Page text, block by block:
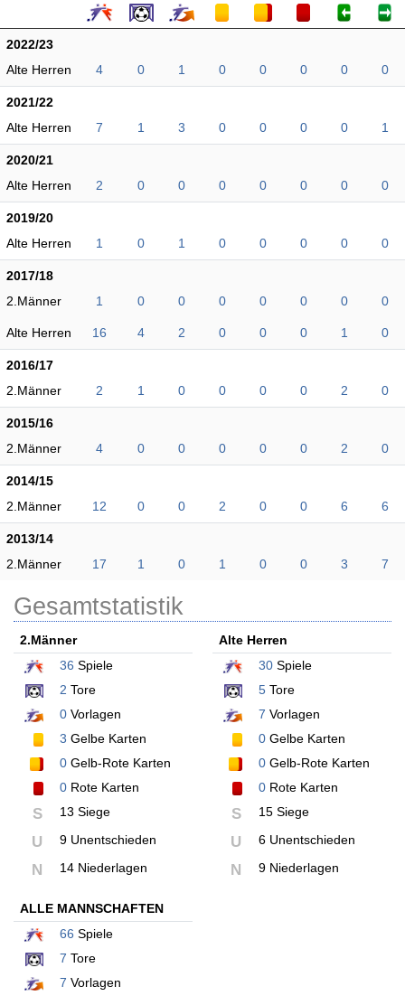
2022/23
Alte Herren
4 0 1 0 0 0 0 0
2021/22
Alte Herren
7 1 3 0 0 0 0 1
2020/21
Alte Herren
2 0 0 0 0 0 0 0
2019/20
Alte Herren
1 0 1 0 0 0 0 0
2017/18
2.Männer
1 0 0 0 0 0 0 0
Alte Herren 16 4 2 0 0 0 1 0
2016/17
2.Männer
2 1 0 0 0 0 2 0
2015/16
2.Männer
4 0 0 0 0 0 2 0
2014/15
2.Männer
12 0 0 2 0 0 6 6
2013/14
2.Männer
17 1 0 1 0 0 3 7
Gesamtstatistik
2.Männer
36 Spiele
2 Tore
0 Vorlagen
3 Gelbe Karten
0 Gelb-Rote Karten
0 Rote Karten
S 13 Siege
U 9 Unentschieden
N 14 Niederlagen
Alte Herren
30Spiele
5Tore
7 Vorlagen
0Gelbe Karten
0Gelb-Rote Karten
0Rote Karten
S 15 Siege
U 6 Unentschieden
N 9 Niederlagen
ALLE MANNSCHAFTEN
66 Spiele
7 Tore
7 Vorlagen